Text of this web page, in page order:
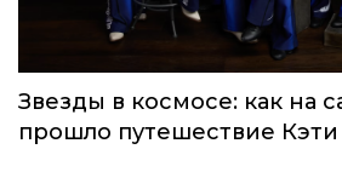
Звезды в космосе: как на
прошло путешествие